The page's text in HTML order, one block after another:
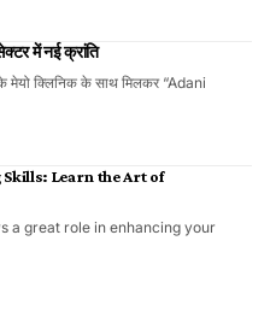
में नई क्रांति
क्लिनिक के साथ मिलकर “Adani
Learn the Art of
a great role in enhancing your